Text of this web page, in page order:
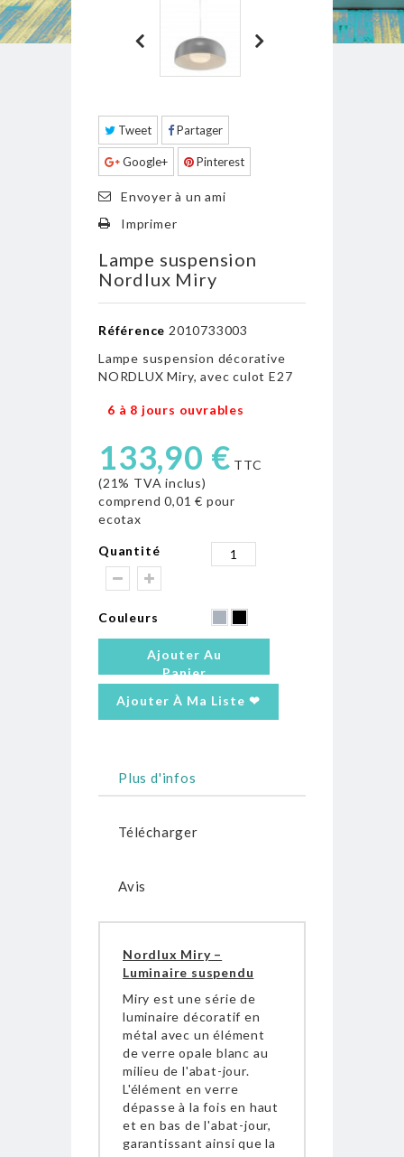
Tweet Partager
Google+ Pinterest
Envoyer à un ami
Imprimer
Lampe suspension
Nordlux Miry
Référence 2010733003
Lampe suspension décorative
NORDLUX Miry, avec culot E27
6 à 8 jours ouvrables
133,90 € TTC
(21% TVA inclus)
comprend0,01 € pour
ecotax
Quantité
Couleurs
Ajouter Au
Panier
Ajouter À Ma Liste ❤
Plus d'infos
Télécharger
Avis
Nordlux Miry –
Luminaire suspendu
Miry est une série de
luminaire décoratif en
métal avec un élément
de verre opale blanc au
milieu de l'abat-jour.
L'élément en verre
dépasse à la fois en haut
et en bas de l'abat-jour,
garantissant ainsi que la